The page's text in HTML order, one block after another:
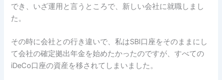
でき、いざ運用と言うところで、新しい会社に就職しまし
た。
その時に会社との行き違いで、私はSBI口座をそのままにし
て会社の確定拠出年金を始めたかったのですが、すべての
iDeCo口座の資産を移されてしまいました。